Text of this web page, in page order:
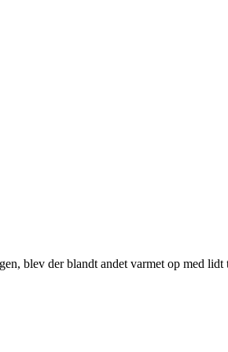
blev der blandt andet varmet op med